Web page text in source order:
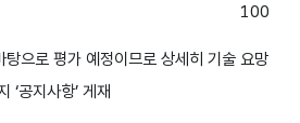
100
으로 평가 예정이므로 상세히 기술 요망
‘공지사항’ 게재